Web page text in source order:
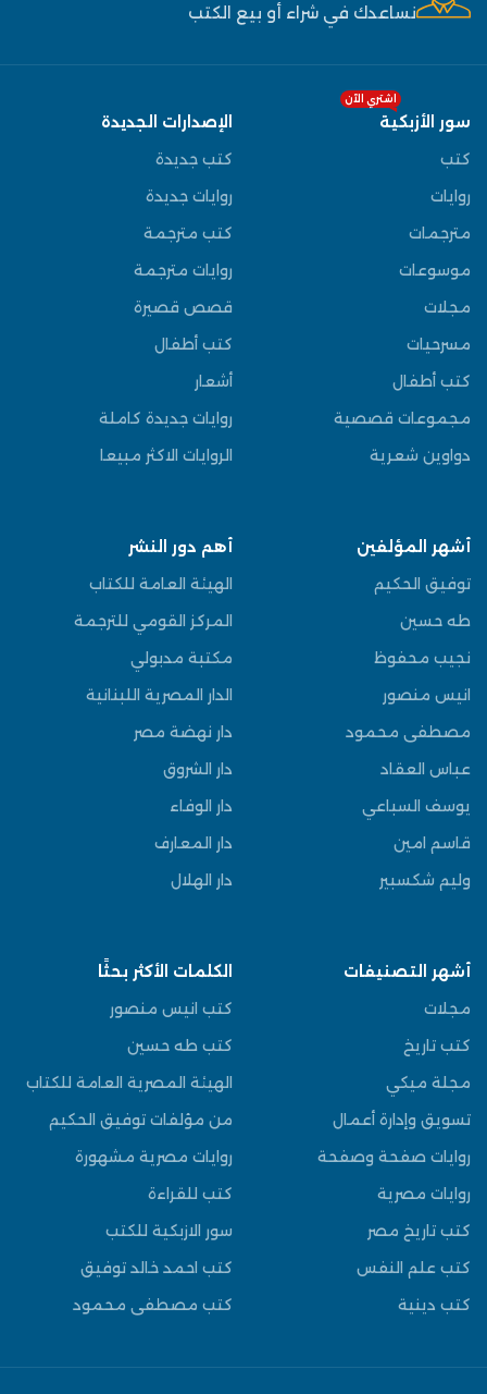
نساعدك في شراء أو بيع الكتب
سور الأزبكية
اشتري الآن
كتب
روايات
مترجمات
موسوعات
مجلات
مسرحيات
كتب أطفال
مجموعات قصصية
دواوين شعرية
الإصدارات الجديدة
كتب جديدة
روايات جديدة
كتب مترجمة
روايات مترجمة
قصص قصيرة
كتب أطفال
أشعار
روايات جديدة كاملة
الروايات الاكثر مبيعا
أشهر المؤلفين
توفيق الحكيم
طه حسين
نجيب محفوظ
انيس منصور
مصطفى محمود
عباس العقاد
يوسف السباعي
قاسم امين
وليم شكسبير
أهم دور النشر
الهيئة العامة للكتاب
المركز القومي للترجمة
مكتبة مدبولي
الدار المصرية اللبنانية
دار نهضة مصر
دار الشروق
دار الوفاء
دار المعارف
دار الهلال
أشهر التصنيفات
مجلات
كتب تاريخ
مجلة ميكي
تسويق وإدارة أعمال
روايات صفحة وصفحة
روايات مصرية
كتب تاريخ مصر
كتب علم النفس
كتب دينية
الكلمات الأكثر بحثًا
كتب انيس منصور
كتب طه حسين
الهيئة المصرية العامة للكتاب
من مؤلفات توفيق الحكيم
روايات مصرية مشهورة
كتب للقراءة
سور الازبكية للكتب
كتب احمد خالد توفيق
كتب مصطفى محمود